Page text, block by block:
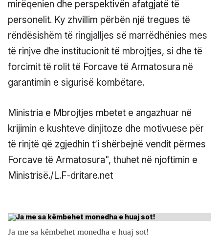
mirëqenien dhe perspektivën afatgjatë të
personelit. Ky zhvillim përbën një tregues të
rëndësishëm të ringjalljes së marrëdhënies mes
të rinjve dhe institucionit të mbrojtjes, si dhe të
forcimit të rolit të Forcave të Armatosura në
garantimin e sigurisë kombëtare.
Ministria e Mbrojtjes mbetet e angazhuar në
krijimin e kushteve dinjitoze dhe motivuese për
të rinjtë që zgjedhin t’i shërbejnë vendit përmes
Forcave të Armatosura", thuhet në njoftimin e
Ministrisë./L.F-dritare.net
Ja me sa këmbehet monedha e huaj sot!